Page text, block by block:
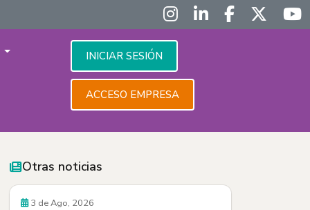
INICIAR SESIÓN
ACCESO EMPRESA
Otras noticias
Convocatorias
3 de Ago, 2026